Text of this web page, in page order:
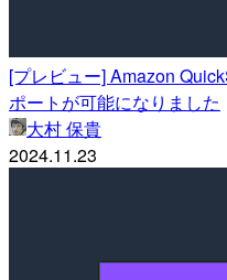
[プレビュー] Amazon
ポートが可能になりました
大村 保貴
2024.11.23